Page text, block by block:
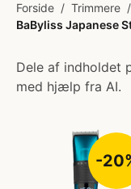
Forside / Trimmere /
BaByliss Japanese
Dele af indholdet
med hjælp fra AI.
-